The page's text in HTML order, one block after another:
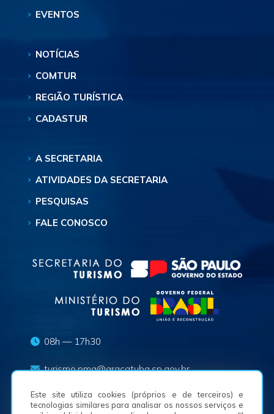
Este site utiliza cookies (próprios e de terceiros) e
tecnologias similares para analisar os nossos serviços e
EVENTOS
NOTÍCIAS
COMTUR
REGIÃO TURÍSTICA
CADASTUR
A SECRETARIA
ATIVIDADES DA SECRETARIA
PESQUISAS
FALE CONOSCO
08h — 17h30
turismo.pma@aracatuba.sp.gov.br
(18) 3625-8636